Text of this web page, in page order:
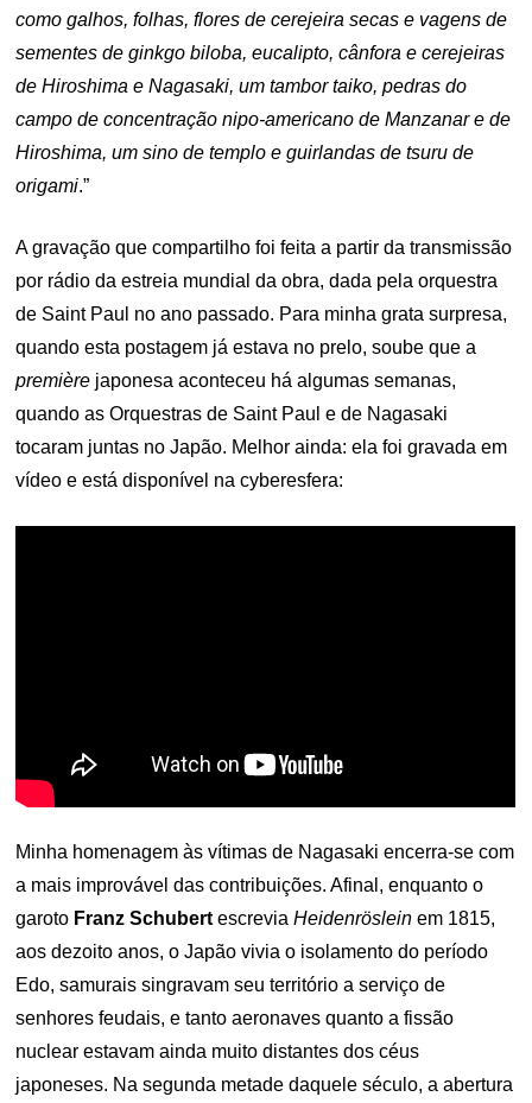
como galhos, folhas, flores de cerejeira secas e vagens de
sementes de ginkgo biloba, eucalipto, cânfora e cerejeiras
de Hiroshima e Nagasaki, um tambor taiko, pedras do
campo de concentração nipo-americano de Manzanar e de
Hiroshima, um sino de templo e guirlandas de tsuru de
origami.”
A gravação que compartilho foi feita a partir da transmissão
por rádio da estreia mundial da obra, dada pela orquestra
de Saint Paul no ano passado. Para minha grata surpresa,
quando esta postagem já estava no prelo, soube que a
première japonesa aconteceu há algumas semanas,
quando as Orquestras de Saint Paul e de Nagasaki
tocaram juntas no Japão. Melhor ainda: ela foi gravada em
vídeo e está disponível na cyberesfera:
Minha homenagem às vítimas de Nagasaki encerra-se com
a mais improvável das contribuições. Afinal, enquanto o
garoto Franz SchubertescreviaHeidenrösleinem 1815,
aos dezoito anos, o Japão vivia o isolamento do período
Edo, samurais singravam seu território a serviço de
senhores feudais, e tanto aeronaves quanto a fissão
nuclear estavam ainda muito distantes dos céus
japoneses. Na segunda metade daquele século, a abertura